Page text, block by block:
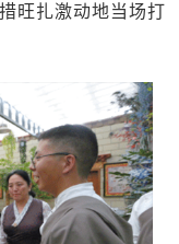
旺扎激动地当场打